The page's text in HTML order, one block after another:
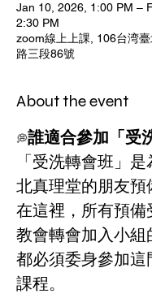
Jan 10, 2026, 1:00 PM –
2:30 PM
zoom線上上課, 106台湾
路三段86號
About the event
💭誰適合參加「受
「受洗轉會班」
北真理堂的朋友預
在這裡，所有預備
教會轉會加入小組
都必須委身參加這
課程。